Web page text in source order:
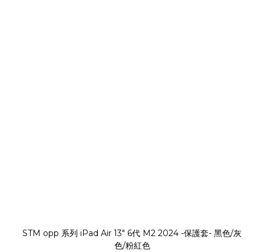
STM opp 系列 iPad Air 13" 6代 M2 2024 -保護套- 黑色/灰
色/粉紅色